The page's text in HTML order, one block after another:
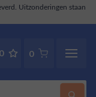
Uitzonderingen staan
0 0